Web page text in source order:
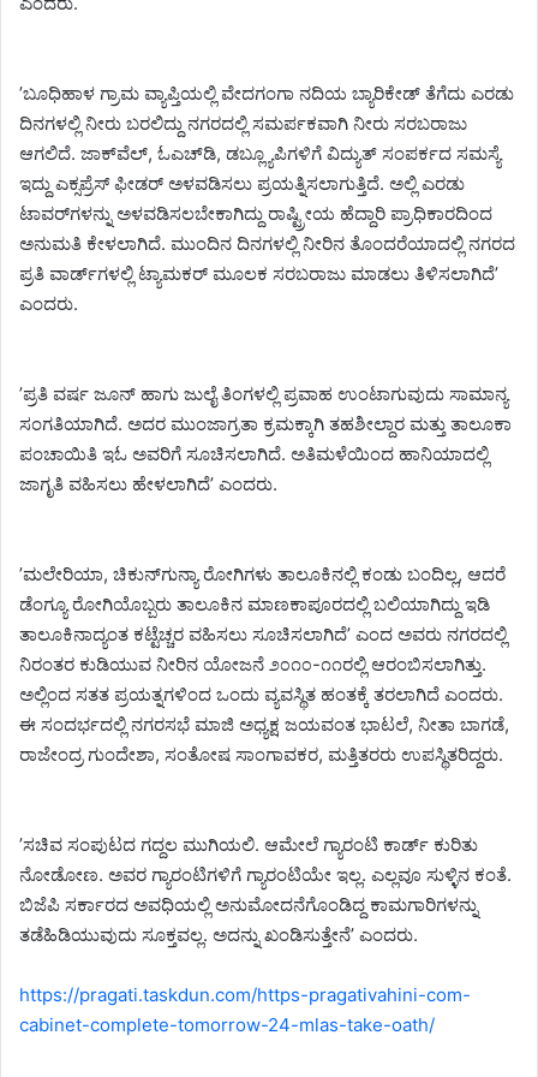
’ಬೂಧಿಹಾಳ ಗ್ರಾಮ ವ್ಯಾಪ್ತಿಯಲ್ಲಿ ವೇದಗಂಗಾ ನದಿಯ ಬ್ಯಾರಿಕೇಡ್ ತೆಗೆದು ಎರಡು
ದಿನಗಳಲ್ಲಿ ನೀರು ಬರಲಿದ್ದು ನಗರದಲ್ಲಿ ಸಮರ್ಪಕವಾಗಿ ನೀರು ಸರಬರಾಜು
ಆಗಲಿದೆ. ಜಾಕ್‌ವೆಲ್, ಓಎಚ್‌ಡಿ, ಡಬ್ಲ್ಯೂಪಿಗಳಿಗೆ ವಿದ್ಯುತ್ ಸಂಪರ್ಕದ ಸಮಸ್ಯೆ
ಇದ್ದು ಎಕ್ಸಪ್ರೆಸ್ ಫೀಡರ್ ಅಳವಡಿಸಲು ಪ್ರಯತ್ನಿಸಲಾಗುತ್ತಿದೆ. ಅಲ್ಲಿ ಎರಡು
ಟಾವರ್‌ಗಳನ್ನು ಅಳವಡಿಸಲಬೇಕಾಗಿದ್ದು ರಾಷ್ಟ್ರೀಯ ಹೆದ್ದಾರಿ ಪ್ರಾಧಿಕಾರದಿಂದ
ಅನುಮತಿ ಕೇಳಲಾಗಿದೆ. ಮುಂದಿನ ದಿನಗಳಲ್ಲಿ ನೀರಿನ ತೊಂದರೆಯಾದಲ್ಲಿ ನಗರದ
ಪ್ರತಿ ವಾರ್ಡ್‌ಗಳಲ್ಲಿ ಟ್ಯಾಮಕರ್ ಮೂಲಕ ಸರಬರಾಜು ಮಾಡಲು ತಿಳಿಸಲಾಗಿದೆ’
ಎಂದರು.
’ಪ್ರತಿ ವರ್ಷ ಜೂನ್ ಹಾಗು ಜುಲೈ ತಿಂಗಳಲ್ಲಿ ಪ್ರವಾಹ ಉಂಟಾಗುವುದು ಸಾಮಾನ್ಯ
ಸಂಗತಿಯಾಗಿದೆ. ಅದರ ಮುಂಜಾಗ್ರತಾ ಕ್ರಮಕ್ಕಾಗಿ ತಹಶೀಲ್ದಾರ ಮತ್ತು ತಾಲೂಕಾ
ಪಂಚಾಯಿತಿ ಇಓ ಅವರಿಗೆ ಸೂಚಿಸಲಾಗಿದೆ. ಅತಿಮಳೆಯಿಂದ ಹಾನಿಯಾದಲ್ಲಿ
ಜಾಗೃತಿ ವಹಿಸಲು ಹೇಳಲಾಗಿದೆ’ ಎಂದರು.
’ಮಲೇರಿಯಾ, ಚಿಕುನ್‌ಗುನ್ಯಾ ರೋಗಿಗಳು ತಾಲೂಕಿನಲ್ಲಿ ಕಂಡು ಬಂದಿಲ್ಲ, ಆದರೆ
ಡೆಂಗ್ಯೂ ರೋಗಿಯೊಬ್ಬರು ತಾಲೂಕಿನ ಮಾಣಕಾಪೂರದಲ್ಲಿ ಬಲಿಯಾಗಿದ್ದು ಇಡಿ
ತಾಲೂಕಿನಾದ್ಯಂತ ಕಟ್ಟೆಚ್ಚರ ವಹಿಸಲು ಸೂಚಿಸಲಾಗಿದೆ’ ಎಂದ ಅವರು ನಗರದಲ್ಲಿ
ನಿರಂತರ ಕುಡಿಯುವ ನೀರಿನ ಯೋಜನೆ ೨೦೧೦-೧೧ರಲ್ಲಿ ಆರಂಬಿಸಲಾಗಿತ್ತು.
ಅಲ್ಲಿಂದ ಸತತ ಪ್ರಯತ್ನಗಳಿಂದ ಒಂದು ವ್ಯವಸ್ಥಿತ ಹಂತಕ್ಕೆ ತರಲಾಗಿದೆ ಎಂದರು.
ಈ ಸಂದರ್ಭದಲ್ಲಿ ನಗರಸಭೆ ಮಾಜಿ ಅಧ್ಯಕ್ಷ ಜಯವಂತ ಭಾಟಲೆ, ನೀತಾ ಬಾಗಡೆ,
ರಾಜೇಂದ್ರ ಗುಂದೇಶಾ, ಸಂತೋಷ ಸಾಂಗಾವಕರ, ಮತ್ತಿತರರು ಉಪಸ್ಥಿತರಿದ್ದರು.
’ಸಚಿವ ಸಂಪುಟದ ಗದ್ದಲ ಮುಗಿಯಲಿ. ಆಮೇಲೆ ಗ್ಯಾರಂಟಿ ಕಾರ್ಡ್ ಕುರಿತು
ನೋಡೋಣ. ಅವರ ಗ್ಯಾರಂಟಿಗಳಿಗೆ ಗ್ಯಾರಂಟಿಯೇ ಇಲ್ಲ. ಎಲ್ಲವೂ ಸುಳ್ಳಿನ ಕಂತೆ.
ಬಿಜೆಪಿ ಸರ್ಕಾರದ ಅವಧಿಯಲ್ಲಿ ಅನುಮೋದನೆಗೊಂಡಿದ್ದ ಕಾಮಗಾರಿಗಳನ್ನು
ತಡೆಹಿಡಿಯುವುದು ಸೂಕ್ತವಲ್ಲ. ಅದನ್ನು ಖಂಡಿಸುತ್ತೇನೆ’ ಎಂದರು.
https://pragati.taskdun.com/https-pragativahini-com-
cabinet-complete-tomorrow-24-mlas-take-oath/